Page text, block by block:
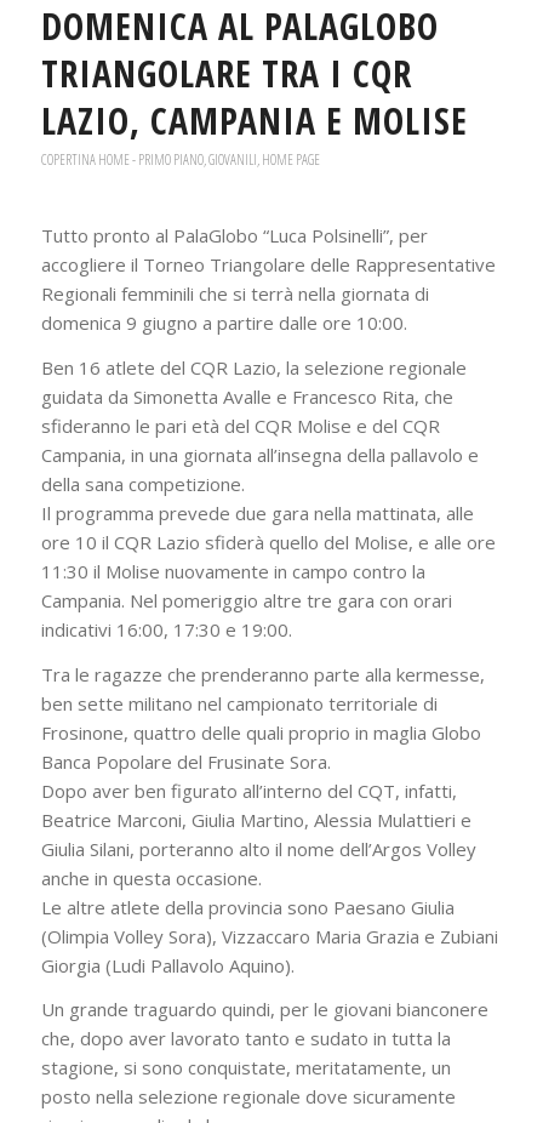
DOMENICA AL PALAGLOBO
TRIANGOLARE TRA I CQR
LAZIO, CAMPANIA E MOLISE
COPERTINA HOME - PRIMO PIANO,GIOVANILI,HOME PAGE
Tutto pronto al PalaGlobo “Luca Polsinelli”, per
accogliere il Torneo Triangolare delle Rappresentative
Regionali femminili che si terrà nella giornata di
domenica 9 giugno a partire dalle ore 10:00.
Ben 16 atlete del CQR Lazio, la selezione regionale
guidata da Simonetta Avalle e Francesco Rita, che
sfideranno le pari età del CQR Molise e del CQR
Campania, in una giornata all’insegna della pallavolo e
della sana competizione.
Il programma prevede due gara nella mattinata, alle
ore 10 il CQR Lazio sfiderà quello del Molise, e alle ore
11:30 il Molise nuovamente in campo contro la
Campania. Nel pomeriggio altre tre gara con orari
indicativi 16:00, 17:30 e 19:00.
Tra le ragazze che prenderanno parte alla kermesse,
ben sette militano nel campionato territoriale di
Frosinone, quattro delle quali proprio in maglia Globo
Banca Popolare del Frusinate Sora.
Dopo aver ben figurato all’interno del CQT, infatti,
Beatrice Marconi, Giulia Martino, Alessia Mulattieri e
Giulia Silani, porteranno alto il nome dell’Argos Volley
anche in questa occasione.
Le altre atlete della provincia sono Paesano Giulia
(Olimpia Volley Sora), Vizzaccaro Maria Grazia e Zubiani
Giorgia (Ludi Pallavolo Aquino).
Un grande traguardo quindi, per le giovani bianconere
che, dopo aver lavorato tanto e sudato in tutta la
stagione, si sono conquistate, meritatamente, un
posto nella selezione regionale dove sicuramente